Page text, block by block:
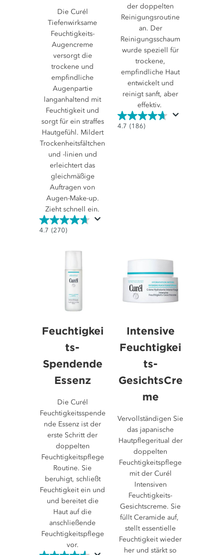
Die Curél
Tiefenwirksame
Feuchtigkeits-
Augencreme
versorgt die
trockene und
empfindliche
Augenpartie
langanhaltend mit
Feuchtigkeit und
sorgt für ein straffes
Hautgefühl. Mildert
Trockenheitsfältchen
und -linien und
erleichtert das
gleichmäßige
Auftragen von
Augen-Make-up.
Zieht schnell ein.
4.7 (270)
4.7
Bewertungen
der doppelten
Reinigungsroutine
an. Der
Reinigungsschaum
wurde speziell für
trockene,
empfindliche Haut
entwickelt und
reinigt sanft, aber
effektiv.
4.7 (186)
4.7
Feuchtigkei
ts-
Spendende
Essenz
Die Curél
Feuchtigkeitsspende
nde Essenz ist der
erste Schritt der
doppelten
Feuchtigkeitspflege
Routine. Sie
beruhigt, schließt
Feuchtigkeit ein und
und bereitet die
Haut auf die
anschließende
Feuchtigkeitspflege
vor.
Intensive
Feuchtigkei
ts-
GesichtsCre
me
Vervollständigen Sie
das japanische
Hautpflegeritual der
doppelten
Feuchtigkeitspflege
mit der Curél
Intensiven
Feuchtigkeits-
Gesichtscreme. Sie
füllt Ceramide auf,
stellt essentielle
Feuchtigkeit wieder
her und stärkt so